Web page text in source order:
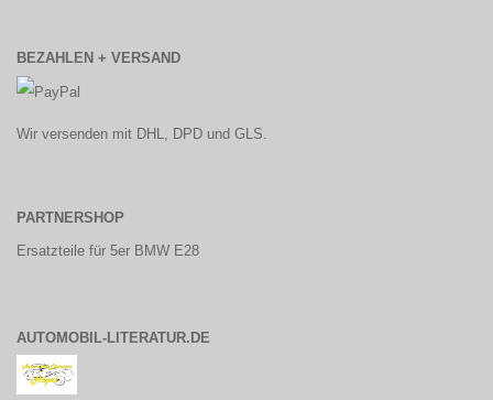
BEZAHLEN + VERSAND
Wir versenden mit DHL, DPD und GLS.
PARTNERSHOP
Ersatzteile für 5er BMW E28
AUTOMOBIL-LITERATUR.DE